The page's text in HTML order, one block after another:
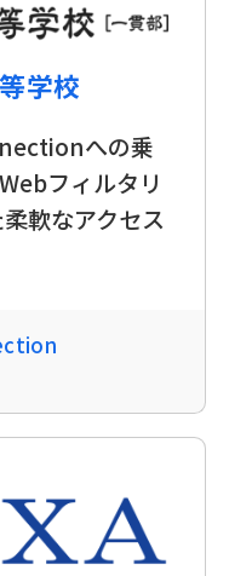
学校
への乗
フィルタリ
軟なアクセス